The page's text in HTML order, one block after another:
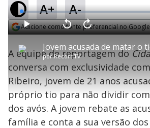
A+ A-
Adicione como fonte preferencial no Google
P
l
a
porRecordTV
P V
t
a
r
0
e
g
n
d
s
A
n
ç
r
1
u
n
L
o
a
d
e
:
1
.
0
1
%
A equipe de reportagem do
conversa com exclusividade
Ribeiro, jovem de 21 anos
próprio tio para não dividir
dos avós. A jovem rebate as
família e conta a sua versão